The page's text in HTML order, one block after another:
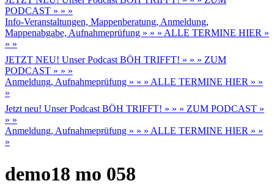
PODCAST » » »
Info-Veranstaltungen, Mappenberatung, Anmeldung,
Mappenabgabe, Aufnahmeprüfung » » » ALLE TERMINE HIER »
» »
JETZT NEU! Unser Podcast BÖH TRIFFT! » » » ZUM
PODCAST » » »
Anmeldung, Aufnahmeprüfung » » » ALLE TERMINE HIER » »
»
Jetzt neu! Unser Podcast BÖH TRIFFT! » » » ZUM PODCAST »
» »
Anmeldung, Aufnahmeprüfung » » » ALLE TERMINE HIER » »
»
demo18 mo 058